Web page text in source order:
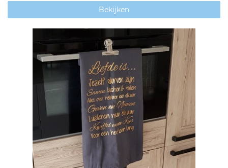
Bekijken